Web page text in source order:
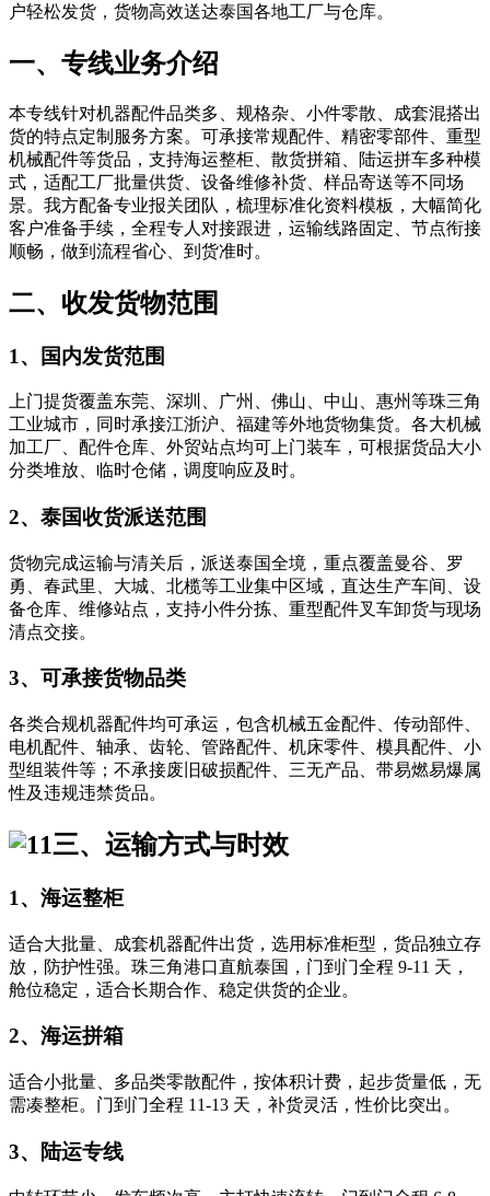
户轻松发货，货物高效送达泰国各地工厂与仓库。
一、专线业务介绍
本专线针对机器配件品类多、规格杂、小件零散、成套混搭出
货的特点定制服务方案。可承接常规配件、精密零部件、重型
机械配件等货品，支持海运整柜、散货拼箱、陆运拼车多种模
式，适配工厂批量供货、设备维修补货、样品寄送等不同场
景。我方配备专业报关团队，梳理标准化资料模板，大幅简化
客户准备手续，全程专人对接跟进，运输线路固定、节点衔接
顺畅，做到流程省心、到货准时。
二、收发货物范围
1、国内发货范围
上门提货覆盖东莞、深圳、广州、佛山、中山、惠州等珠三角
工业城市，同时承接江浙沪、福建等外地货物集货。各大机械
加工厂、配件仓库、外贸站点均可上门装车，可根据货品大小
分类堆放、临时仓储，调度响应及时。
2、泰国收货派送范围
货物完成运输与清关后，派送泰国全境，重点覆盖曼谷、罗
勇、春武里、大城、北榄等工业集中区域，直达生产车间、设
备仓库、维修站点，支持小件分拣、重型配件叉车卸货与现场
清点交接。
3、可承接货物品类
各类合规机器配件均可承运，包含机械五金配件、传动部件、
电机配件、轴承、齿轮、管路配件、机床零件、模具配件、小
型组装件等；不承接废旧破损配件、三无产品、带易燃易爆属
性及违规违禁货品。
三、运输方式与时效
1、海运整柜
适合大批量、成套机器配件出货，选用标准柜型，货品独立存
放，防护性强。珠三角港口直航泰国，门到门全程 9-11 天，
舱位稳定，适合长期合作、稳定供货的企业。
2、海运拼箱
适合小批量、多品类零散配件，按体积计费，起步货量低，无
需凑整柜。门到门全程 11-13 天，补货灵活，性价比突出。
3、陆运专线